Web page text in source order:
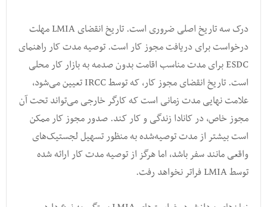
درک سه تاریخ اصلی ضروری است. تاریخ انقضای LMIA مهلت
درخواست برای دریافت مجوز کار است. توصیه مدت کار راهنمای
ESDC برای مدت مناسب اقامت بدون صدمه به بازار کار محلی
است. تاریخ انقضای مجوز کار، که توسط IRCC تعیین می‌شود،
علامت نهایی مدت زمانی است که کارگر خارجی می‌تواند تحت آن
مجوز خاص، در کانادا زندگی و کار کند. صدور مجوز کار ممکن
است بیشتر از مدت توصیه‌شده به منظور تسهیل لجستیک‌های
واقعی مانند سفر باشد، اما هرگز از توصیه مدت کار ارائه شده
توسط LMIA فراتر نخواهد رفت.